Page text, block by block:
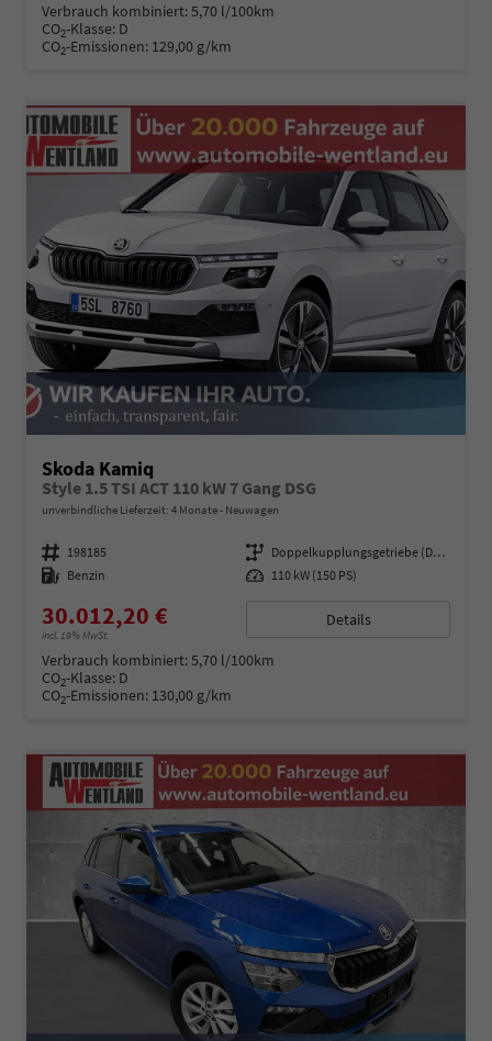
Verbrauch kombiniert:5,70 l/100km
CO2-Klasse: D
CO2-Emissionen: 129,00 g/km
Skoda Kamiq
Style 1.5 TSI ACT 110 kW 7 Gang DSG
unverbindliche Lieferzeit: 4 Monate Neuwagen
Fahrzeugnummer 198185 Getriebe
Doppelkupplungsgetriebe (DSG)
Kraftstoff Benzin Leistung 110 kW (150 PS)
30.012,20 €
incl. 19% MwSt.
Details
Verbrauch kombiniert:5,70 l/100km
CO2-Klasse: D
CO2-Emissionen: 130,00 g/km